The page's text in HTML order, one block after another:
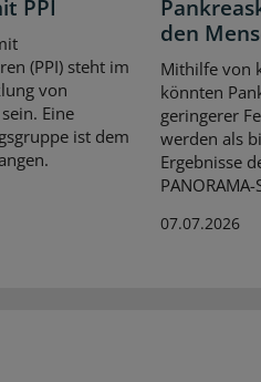
PPI
(PPI) steht im
von
Eine
ist dem
den
Mithilfe von
könnten
geringerer
werden als
Ergebnisse
07.07.2026